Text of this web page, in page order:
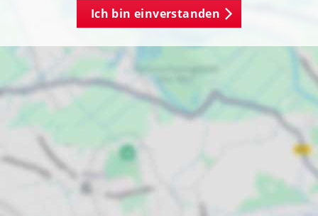
Ich bin einverstanden